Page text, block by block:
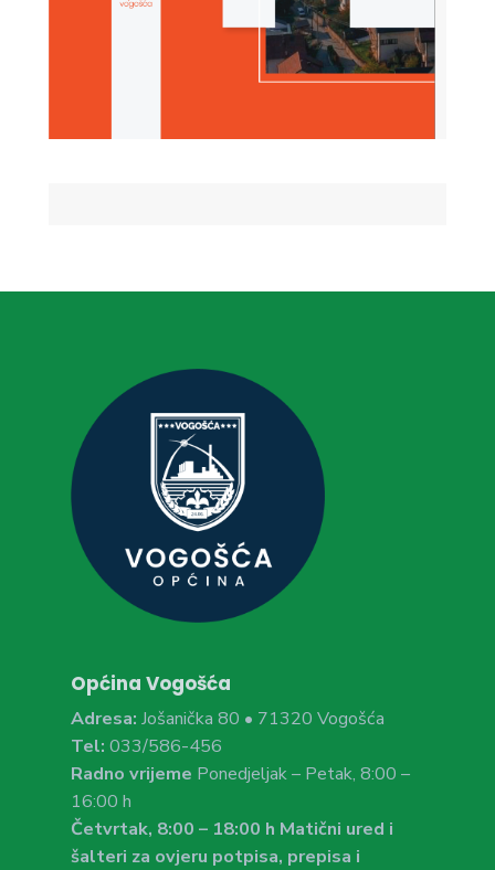
Općina Vogošća
Adresa: Jošanička 80 • 71320 Vogošća
Tel: 033/586-456
Radno vrijeme Ponedjeljak – Petak, 8:00 –
16:00 h
Četvrtak, 8:00 – 18:00 h Matični ured i
šalteri za ovjeru potpisa, prepisa i